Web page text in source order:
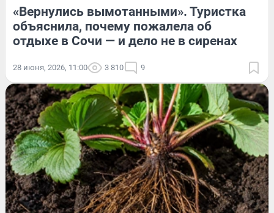
«Вернулись вымотанными». Туристка
объяснила, почему пожалела об
отдыхе в Сочи — и дело не в сиренах
28 июня, 2026, 11:00 3 810 9